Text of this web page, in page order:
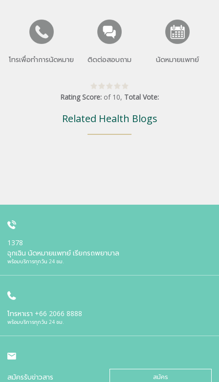
โทรเพื่อทำการนัดหมาย ติดต่อสอบถาม นัดหมายแพทย์
Rating Score: of 10, Total Vote:
Related Health Blogs
1378
ฉุกเฉิน นัดหมายแพทย์ เรียกรถพยาบาล
พร้อมบริการทุกวัน 24 ชม.
โทรหาเรา +66 2066 8888
พร้อมบริการทุกวัน 24 ชม.
สมัครรับข่าวสาร สมัคร